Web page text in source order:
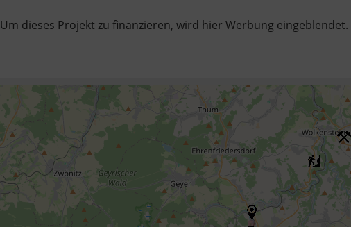
Um dieses Projekt zu finanzieren, wird hier Werbung eingeblendet.